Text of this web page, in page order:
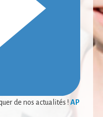
de nos actualités ! AP
facultatifs. Ils
nécessaires au
fonctionnement
du site Web.
améliorer la